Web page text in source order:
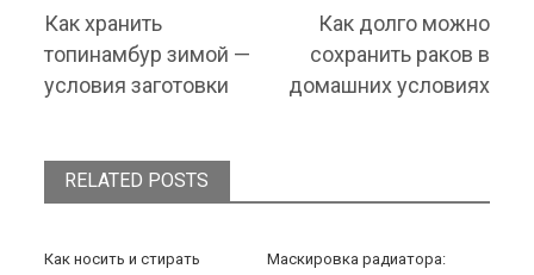
Previous post:
Как хранить
топинамбур зимой —
условия заготовки
Next post:
Как долго можно
сохранить раков в
домашних условиях
RELATED POSTS
Как носить и стирать
Маскировка радиатора: